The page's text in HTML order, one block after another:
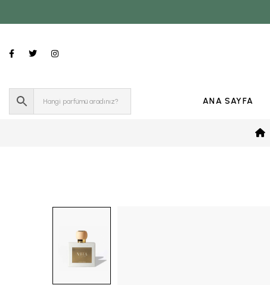
ANA SAYFA